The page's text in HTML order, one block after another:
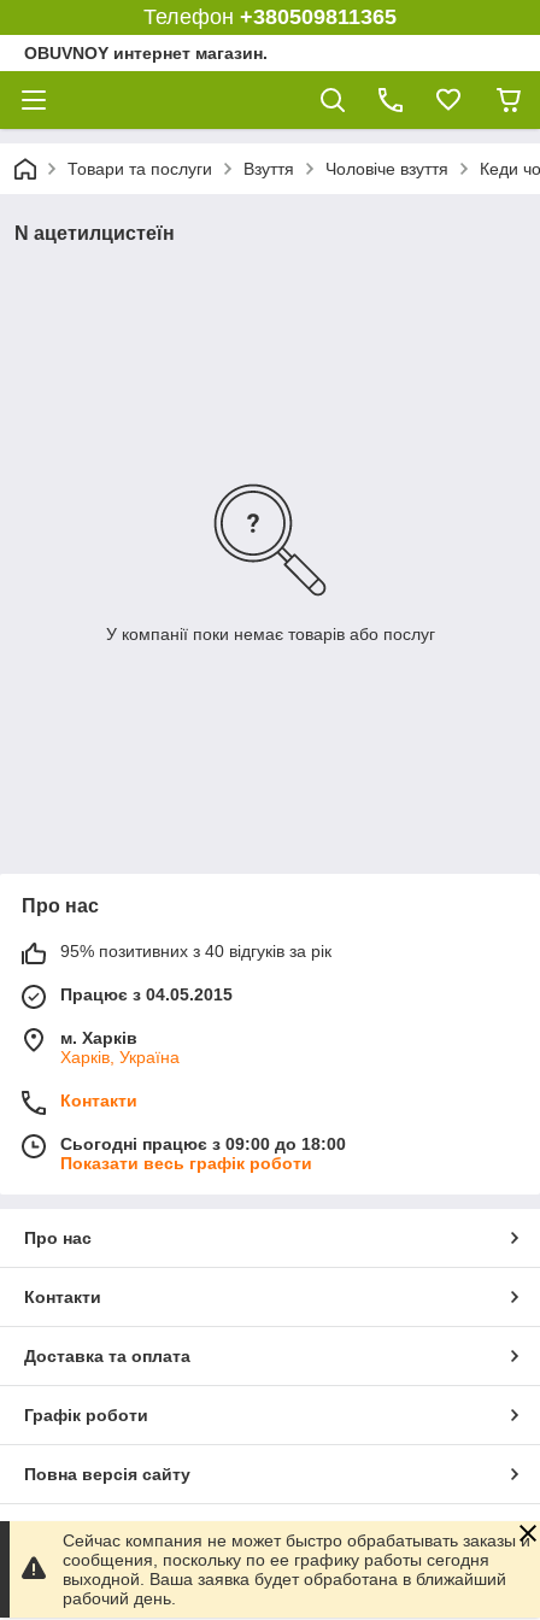
Телефон +380509811365
OBUVNOY интернет магазин.
Товари та послуги Взуття Чоловіче взуття Кеди
N ацетилцистеїн
У компанії поки немає товарів або послуг
Про нас
95% позитивних з 40 відгуків за рік
Працює з 04.05.2015
м. Харків
Харків, Україна
Контакти
Сьогодні працює з 09:00 до 18:00
Показати весь графік роботи
Про нас
Контакти
Доставка та оплата
Графік роботи
Повна версія сайту
Сайт створено на маркетплейсі Prom.ua
Політика конфіденційності
Сейчас компания не может быстро обрабатывать заказы и
сообщения, поскольку по ее графику работы сегодня
выходной. Ваша заявка будет обработана в ближайший
рабочий день.